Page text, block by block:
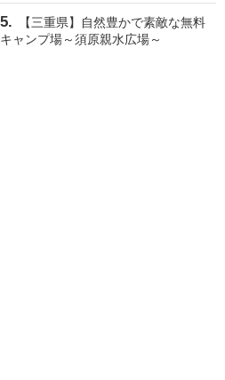
【三重県】自然豊かで素敵な無料
キャンプ場～須原親水広場～